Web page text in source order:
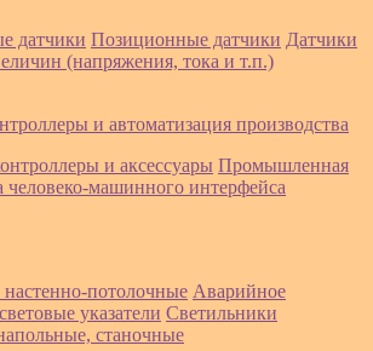
датчики Позиционные датчики Датчики
(напряжения, тока и т.п.)
и автоматизация производства
и аксессуары Промышленная
человеко-машинного интерфейса
потолочные Аварийное
указатели Светильники
станочные